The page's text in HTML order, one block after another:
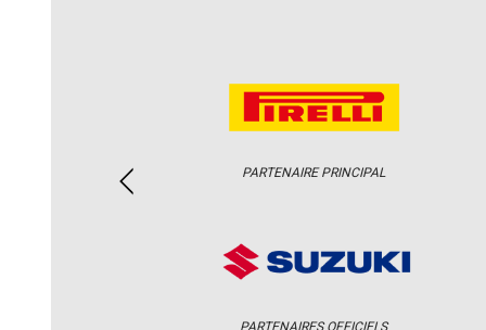
PARTENAIRE PRINCIPAL
PARTENAIRES OFFICIELS